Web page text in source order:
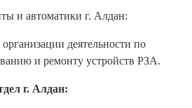
и автоматики г. Алдан:
деятельности по
и ремонту устройств РЗА.
г. Алдан: